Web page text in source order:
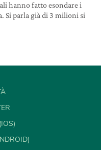
hanno fatto esondare i
Si parla già di 3 milioni si